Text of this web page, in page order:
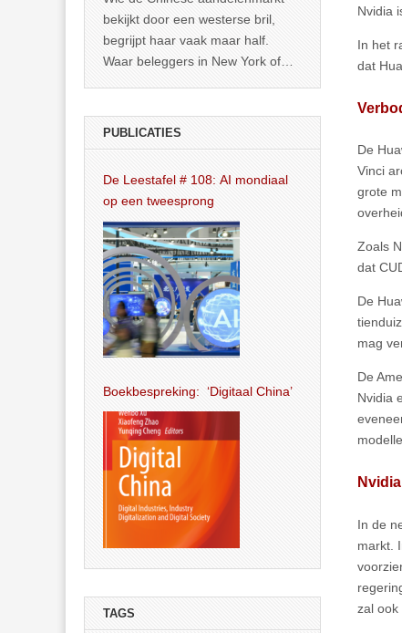
Nvidia
In het
dat
De
Vinci
grote
Zoals
dat
De
mag
De
Nvidia
In de
markt.
zal ook
bekijkt door een westerse bril,
begrijpt haar vaak maar half.
Waar beleggers in New York of
PUBLICATIES
De Leestafel # 108: AI mondiaal
op een tweesprong
Boekbespreking: ‘Digitaal China’
TAGS